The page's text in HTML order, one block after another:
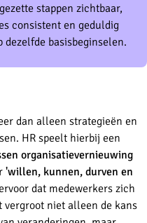
stappen zichtbaar,
consistent en geduldig
basisbeginselen.
dan alleen strategieën en
HR speelt hierbij een
organisatievernieuwing
'willen, kunnen, durven en
dat medewerkers zich
vergroot niet alleen de kans